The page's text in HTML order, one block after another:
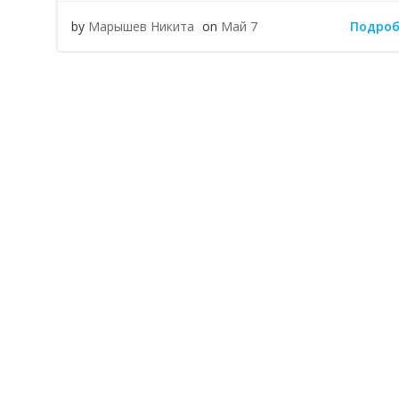
by Марышев Никита on Май 7